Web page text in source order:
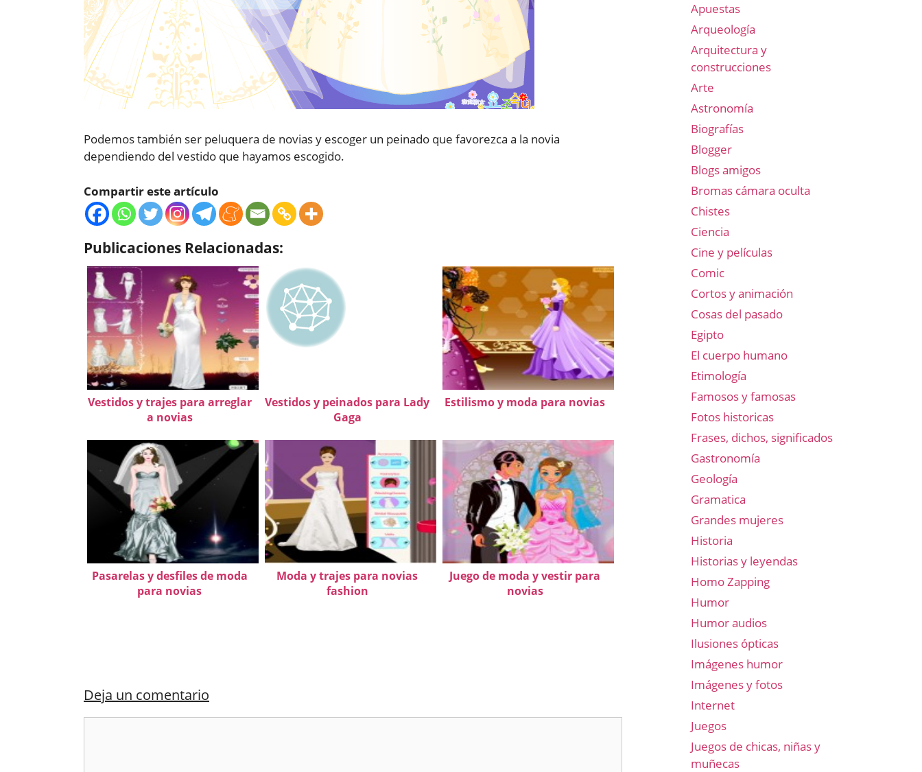
Podemos también ser peluquera de novias y escoger un peinado que favorezca a la novia
dependiendo del vestido que hayamos escogido.
Compartir este artículo
Publicaciones Relacionadas:
Vestidos y trajes para arreglar
a novias
Vestidos y peinados para Lady
Gaga
Estilismo y moda para novias
Pasarelas y desfiles de moda
para novias
Moda y trajes para novias
fashion
Juego de moda y vestir para
novias
Deja un comentario
Apuestas
Arqueología
Arquitectura y
construcciones
Arte
Astronomía
Biografías
Blogger
Blogs amigos
Bromas cámara oculta
Chistes
Ciencia
Cine y películas
Comic
Cortos y animación
Cosas del pasado
Egipto
El cuerpo humano
Etimología
Famosos y famosas
Fotos historicas
Frases, dichos, significados
Gastronomía
Geología
Gramatica
Grandes mujeres
Historia
Historias y leyendas
Homo Zapping
Humor
Humor audios
Ilusiones ópticas
Imágenes humor
Imágenes y fotos
Internet
Juegos
Juegos de chicas, niñas y
muñecas